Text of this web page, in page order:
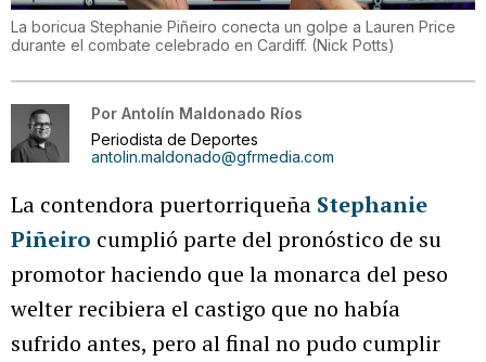
La boricua Stephanie Piñeiro conecta un golpe a Lauren Price
durante el combate celebrado en Cardiff. (Nick Potts)
Por Antolín Maldonado Ríos
Periodista de Deportes
antolin.maldonado@gfrmedia.com
La contendora puertorriqueña Stephanie
Piñeiro cumplió parte del pronóstico de su
promotor haciendo que la monarca del peso
welter recibiera el castigo que no había
sufrido antes, pero al final no pudo cumplir